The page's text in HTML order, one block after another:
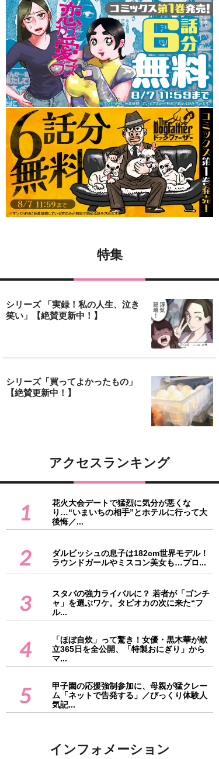
特集
シリーズ 「実録！私の人生、泣き
笑い」【絶賛更新中！】
シリーズ「買ってよかったもの」
【絶賛更新中！】
アクセスランキング
1
花火大会デートで猛烈に気分が悪くな
り…“いまいちの相手”とホテルに行って大
後悔／...
2
ダルビッシュの息子は182cm世界モデル！
ラウンドガールやミスコン美女も…プロ...
3
スタバの強力ライバルに？ 若者が「ゴンチ
ャ」を選ぶワケ。タピオカの次に来た“フ
ル...
4
「ほぼ自炊」って驚き！女優・黒木華が献
立365日を全公開、「特製おにぎり」から
マ...
5
甲子園の応援強制参加に、母親が猛クレー
ム「ネットで告発する」／びっくり体験人
気記...
インフォメーション